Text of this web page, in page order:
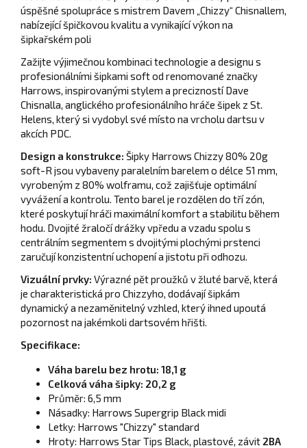
úspěšné spolupráce s mistrem Davem „Chizzy“ Chisnallem,
nabízející špičkovou kvalitu a vynikající výkon na
šipkařském poli
Zažijte výjimečnou kombinaci technologie a designu s
profesionálními šipkami soft od renomované značky
Harrows, inspirovanými stylem a precizností Dave
Chisnalla, anglického profesionálního hráče šipek z St.
Helens, který si vydobyl své místo na vrcholu dartsu v
akcích PDC.
Design a konstrukce: Šipky Harrows Chizzy 80% 20g
soft-R jsou vybaveny paralelním barelem o délce 51 mm,
vyrobeným z 80% wolframu, což zajišťuje optimální
vyvážení a kontrolu. Tento barel je rozdělen do tří zón,
které poskytují hráči maximální komfort a stabilitu během
hodu. Dvojité žraločí drážky vpředu a vzadu spolu s
centrálním segmentem s dvojitými plochými prstenci
zaručují konzistentní uchopení a jistotu při odhozu.
Vizuální prvky: Výrazné pět proužků v žluté barvě, která
je charakteristická pro Chizzyho, dodávají šipkám
dynamický a nezaměnitelný vzhled, který ihned upoutá
pozornost na jakémkoli dartsovém hřišti.
Specifikace:
Váha barelu bez hrotu: 18,1 g
Celková váha šipky: 20,2 g
Průměr: 6,5 mm
Násadky: Harrows Supergrip Black midi
Letky: Harrows "Chizzy" standard
Hroty: Harrows Star Tips Black, plastové, závit 2BA